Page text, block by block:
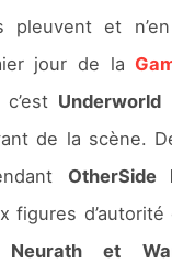
pleuvent et
jour de la
Underworld
de la scène.
OtherSide
figures d’autorité
Neurath et